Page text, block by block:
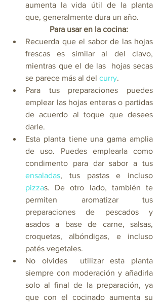
aumenta la vida útil de la planta
que, generalmente dura un año.
Para usar en la cocina:
Recuerda que el sabor de las hojas
frescas es similar al del clavo,
mientras que el de las  hojas secas
se parece más al del curry.
Para tus preparaciones puedes
emplear las hojas enteras o partidas
de acuerdo al toque que desees
darle.
Esta planta tiene una gama amplia
de uso. Puedes emplearla como
ensaladas
pizzas. De otro lado, también te
permiten aromatizar tus
preparaciones de pescados y
asados a base de carne, salsas,
croquetas, albóndigas, e incluso
patés vegetales.
No olvides  utilizar esta planta
siempre con moderación y añadirla
solo al final de la preparación, ya
que con el cocinado aumenta su